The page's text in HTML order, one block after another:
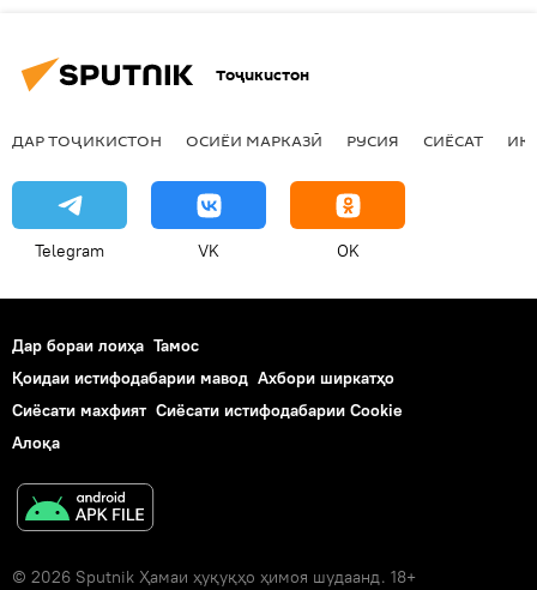
Тоҷикистон
ДАР ТОҶИКИСТОН ОСИЁИ МАРКАЗӢ РУСИЯ СИЁСАТ
Telegram VK OK
Дар бораи лоиҳа Тамос
Қоидаи истифодабарии мавод Ахбори ширкатҳо
Сиёсати махфият Сиёсати истифодабарии Cookie
Алоқа
© 2026 Sputnik Ҳамаи ҳуқуқҳо ҳимоя шудаанд. 18+